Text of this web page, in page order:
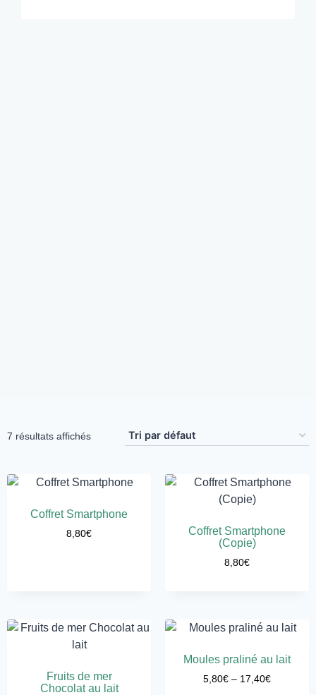
7 résultats affichés
Coffret Smartphone
8,80€
Coffret Smartphone
(Copie)
8,80€
Fruits de mer
Chocolat au lait
Moules praliné au lait
5,80€ – 17,40€